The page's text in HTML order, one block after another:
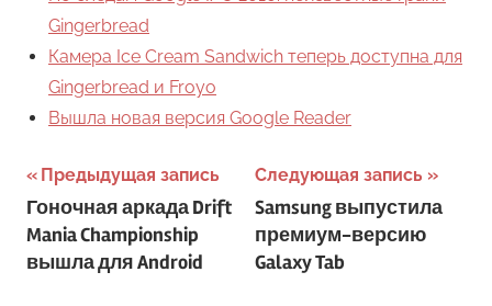
Gingerbread
Камера Ice Cream Sandwich теперь доступна для
Gingerbread и Froyo
Вышла новая версия Google Reader
Навигация
по
записям
Предыдущая запись
Гоночная аркада Drift
Mania Championship
вышла для Android
Следующая запись
Samsung выпустила
премиум-версию
Galaxy Tab